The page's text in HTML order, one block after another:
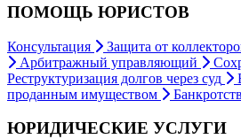
ПОМОЩЬ ЮРИСТОВ
Консультация Защита от
Арбитражный управляющий
Реструктуризация долгов через суд
проданным имуществом
ЮРИДИЧЕСКИЕ УСЛУГИ